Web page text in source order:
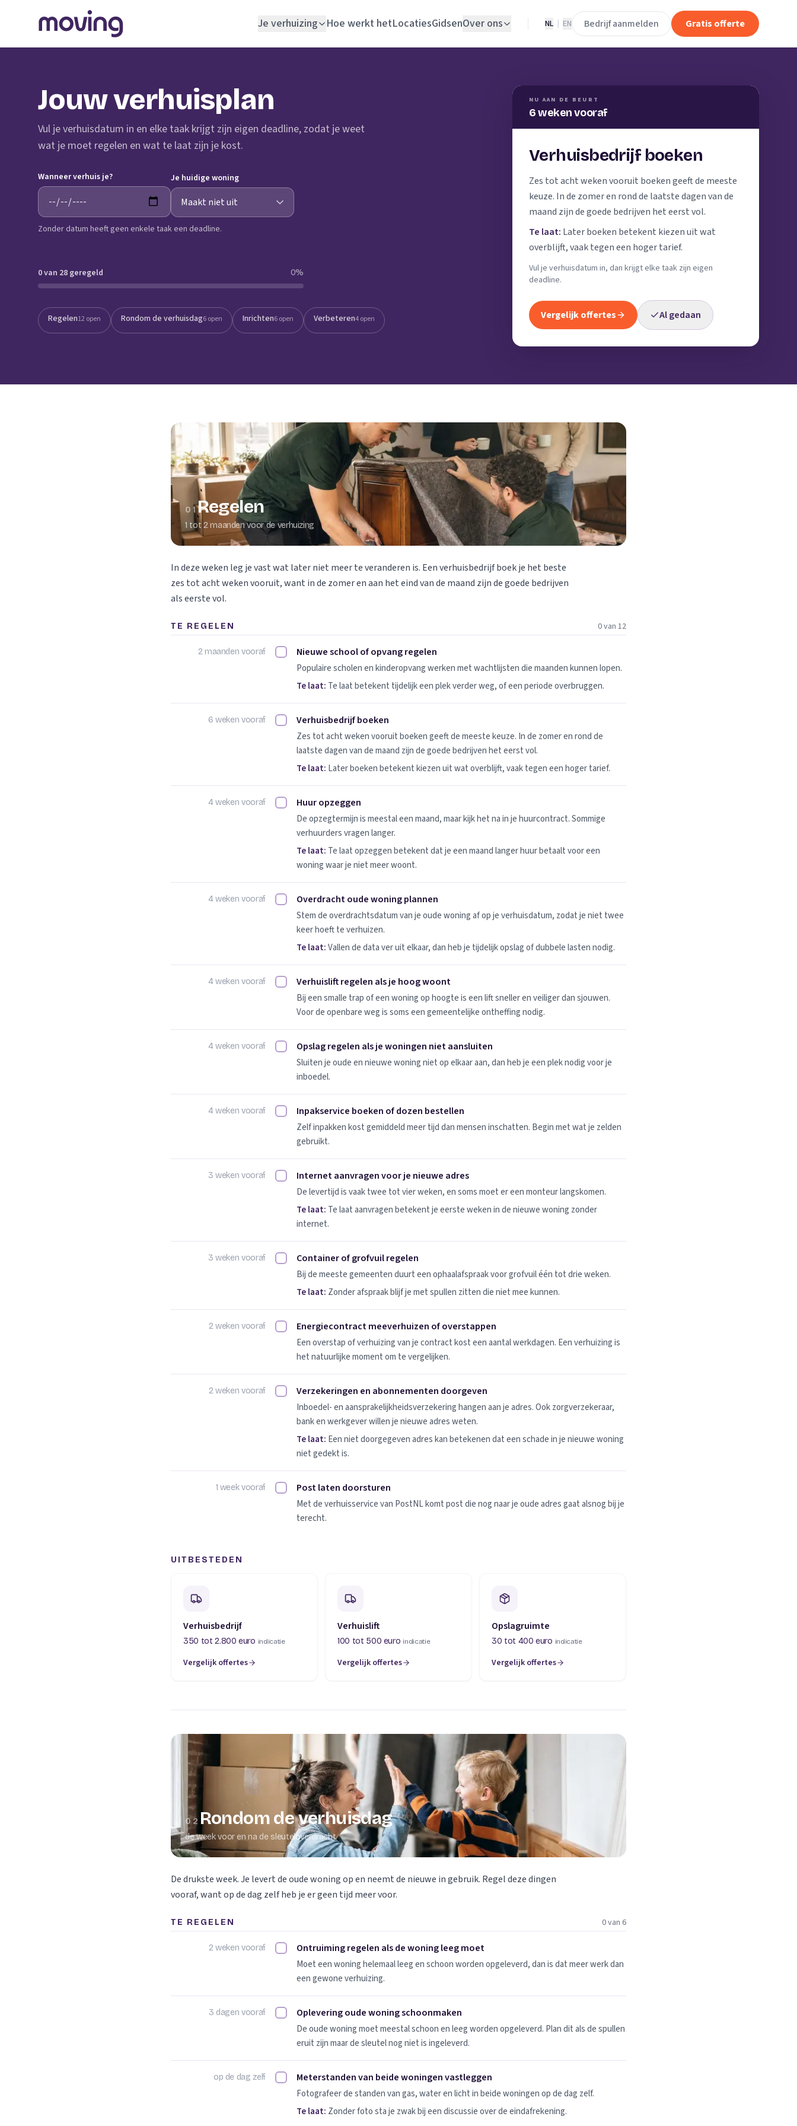
Je verhuizing
Opslagruimte
Schoonmaakbedrijf
Schildersbedrijf
Klusjesman
Loodgieter
Slotenmaker
Hoe werkt hetLocatiesGidsenOver ons NL EN Bedrijf aanmelden Gratis offerte
Jouw verhuisplan
Vul je verhuisdatum in en elke taak krijgt zijn eigen deadline, zodat je weet
wat je moet regelen en wat te laat zijn je kost.
Wanneer verhuis je? Je huidige woning
Zonder datum heeft geen enkele taak een deadline.
NU AAN DE BEURT
6 weken vooraf
Verhuisbedrijf boeken
Zes tot acht weken vooruit boeken geeft de meeste
keuze. In de zomer en rond de laatste dagen van de
maand zijn de goede bedrijven het eerst vol.
Te laat: Later boeken betekent kiezen uit wat
overblijft, vaak tegen een hoger tarief.
Vul je verhuisdatum in, dan krijgt elke taak zijn eigen
deadline.
Vergelijk offertes Al gedaan
0 van 28 geregeld 0%
Regelen12 open Rondom de verhuisdag6 open Inrichten6 open Verbeteren4 open
01Regelen
1 tot 2 maanden voor de verhuizing
In deze weken leg je vast wat later niet meer te veranderen is. Een verhuisbedrijf boek je het beste
zes tot acht weken vooruit, want in de zomer en aan het eind van de maand zijn de goede bedrijven
als eerste vol.
TE REGELEN 0 van 12
2 maanden vooraf Nieuwe school of opvang regelen afvinken
Nieuwe school of opvang regelen
Populaire scholen en kinderopvang werken met wachtlijsten die maanden kunnen lopen.
Te laat: Te laat betekent tijdelijk een plek verder weg, of een periode overbruggen.
6 weken vooraf Verhuisbedrijf boeken afvinken
Verhuisbedrijf boeken
Zes tot acht weken vooruit boeken geeft de meeste keuze. In de zomer en rond de
laatste dagen van de maand zijn de goede bedrijven het eerst vol.
Te laat: Later boeken betekent kiezen uit wat overblijft, vaak tegen een hoger tarief.
4 weken vooraf Huur opzeggen afvinken
Huur opzeggen
De opzegtermijn is meestal een maand, maar kijk het na in je huurcontract. Sommige
verhuurders vragen langer.
Te laat: Te laat opzeggen betekent dat je een maand langer huur betaalt voor een
woning waar je niet meer woont.
4 weken vooraf Overdracht oude woning plannen afvinken
Overdracht oude woning plannen
Stem de overdrachtsdatum van je oude woning af op je verhuisdatum, zodat je niet twee
keer hoeft te verhuizen.
Te laat:Vallen de data ver uit elkaar, dan heb je tijdelijk opslag of dubbele lasten nodig.
4 weken vooraf Verhuislift regelen als je hoog woont afvinken
Verhuislift regelen als je hoog woont
Bij een smalle trap of een woning op hoogte is een lift sneller en veiliger dan sjouwen.
Voor de openbare weg is soms een gemeentelijke ontheffing nodig.
4 weken vooraf Opslag regelen als je woningen niet aansluiten afvinken
Opslag regelen als je woningen niet aansluiten
Sluiten je oude en nieuwe woning niet op elkaar aan, dan heb je een plek nodig voor je
inboedel.
4 weken vooraf Inpakservice boeken of dozen bestellen afvinken
Inpakservice boeken of dozen bestellen
Zelf inpakken kost gemiddeld meer tijd dan mensen inschatten. Begin met wat je zelden
gebruikt.
3 weken vooraf Internet aanvragen voor je nieuwe adres afvinken
Internet aanvragen voor je nieuwe adres
De levertijd is vaak twee tot vier weken, en soms moet er een monteur langskomen.
Te laat: Te laat aanvragen betekent je eerste weken in de nieuwe woning zonder
internet.
3 weken vooraf Container of grofvuil regelen afvinken
Container of grofvuil regelen
Bij de meeste gemeenten duurt een ophaalafspraak voor grofvuil één tot drie weken.
Te laat: Zonder afspraak blijf je met spullen zitten die niet mee kunnen.
2 weken vooraf Energiecontract meeverhuizen of overstappen afvinken
Energiecontract meeverhuizen of overstappen
Een overstap of verhuizing van je contract kost een aantal werkdagen. Een verhuizing is
het natuurlijke moment om te vergelijken.
2 weken vooraf Verzekeringen en abonnementen doorgeven afvinken
Verzekeringen en abonnementen doorgeven
Inboedel- en aansprakelijkheidsverzekering hangen aan je adres. Ook zorgverzekeraar,
bank en werkgever willen je nieuwe adres weten.
Te laat: Een niet doorgegeven adres kan betekenen dat een schade in je nieuwe woning
niet gedekt is.
1 week vooraf Post laten doorsturen afvinken
Post laten doorsturen
Met de verhuisservice van PostNL komt post die nog naar je oude adres gaat alsnog bij je
terecht.
UITBESTEDEN
Verhuisbedrijf
350 tot 2.800 euro indicatie
Vergelijk offertes
(opent in een nieuw tabblad)
Verhuislift
100 tot 500 euro indicatie
Vergelijk offertes
(opent in een nieuw tabblad)
Opslagruimte
30 tot 400 euro indicatie
Vergelijk offertes
(opent in een nieuw tabblad)
02 Rondom de verhuisdag
de week voor en na de sleuteloverdracht
De drukste week. Je levert de oude woning op en neemt de nieuwe in gebruik. Regel deze dingen
vooraf, want op de dag zelf heb je er geen tijd meer voor.
TE REGELEN 0 van 6
2 weken vooraf Ontruiming regelen als de woning leeg moet afvinken
Ontruiming regelen als de woning leeg moet
Moet een woning helemaal leeg en schoon worden opgeleverd, dan is dat meer werk dan
een gewone verhuizing.
3 dagen vooraf Oplevering oude woning schoonmaken afvinken
Oplevering oude woning schoonmaken
De oude woning moet meestal schoon en leeg worden opgeleverd. Plan dit als de spullen
eruit zijn maar de sleutel nog niet is ingeleverd.
op de dag zelf Meterstanden van beide woningen vastleggen afvinken
Meterstanden van beide woningen vastleggen
Fotografeer de standen van gas, water en licht in beide woningen op de dag zelf.
Te laat: Zonder foto sta je zwak bij een discussie over de eindafrekening.